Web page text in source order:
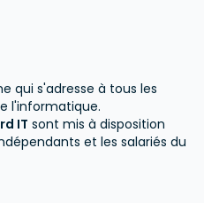
qui s'adresse à tous les
l'informatique.
IT sont mis à disposition
et les salariés du